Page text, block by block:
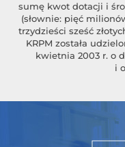
sumę kwot dotacji i
(słownie: pięć
trzydzieści sześć
KRPM została
kwietnia 2003 r. o
i